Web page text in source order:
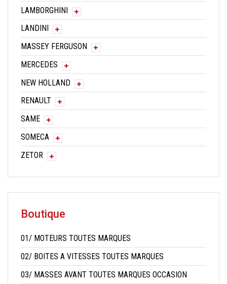
LAMBORGHINI
LANDINI
MASSEY FERGUSON
MERCEDES
NEW HOLLAND
RENAULT
SAME
SOMECA
ZETOR
Boutique
01/ MOTEURS TOUTES MARQUES
02/ BOITES A VITESSES TOUTES MARQUES
03/ MASSES AVANT TOUTES MARQUES OCCASION